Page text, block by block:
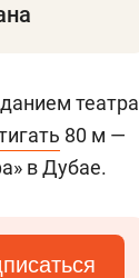
театра
80 м —
в Дубае.